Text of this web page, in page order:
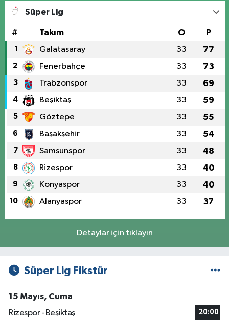
Süper Lig
# Takım O P
1 Galatasaray 33 77
2 Fenerbahçe 33 73
3 Trabzonspor 33 69
4 Beşiktaş 33 59
5 Göztepe 33 55
6 Başakşehir 33 54
7 Samsunspor 33 48
8 Rizespor 33 40
9 Konyaspor 33 40
10 Alanyaspor 33 37
Detaylar için tıklayın
Süper Lig Fikstür
15 Mayıs, Cuma
Rizespor - Beşiktaş
20:00